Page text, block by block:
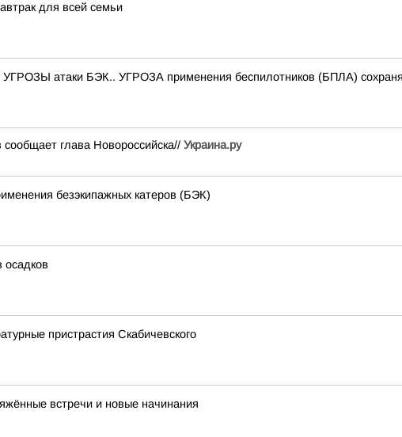
для всей семьи
атаки БЭК.. УГРОЗА применения беспилотников (БПЛА)
глава Новороссийска// Украина.ру
безэкипажных катеров (БЭК)
пристрастия Скабичевского
встречи и новые начинания